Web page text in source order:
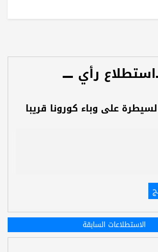
استطلاع رأي
على وباء كورونا قريبا
الاستطلاعات السابقة